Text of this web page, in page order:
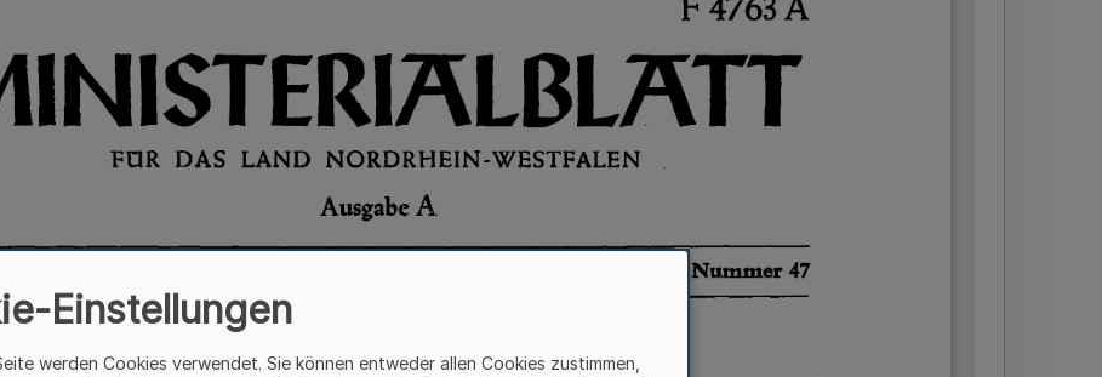
Einstellungen
werden Cookies verwendet. Sie können entweder allen Cookies zustimmen,